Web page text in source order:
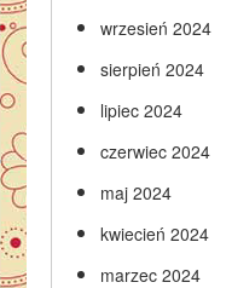
wrzesień 2024
sierpień 2024
lipiec 2024
czerwiec 2024
maj 2024
kwiecień 2024
marzec 2024